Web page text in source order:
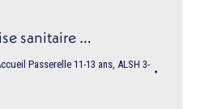
sanitaire …
Passerelle 11-13 ans, ALSH 3-